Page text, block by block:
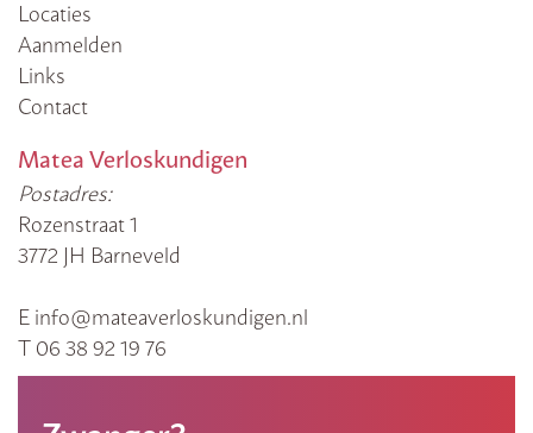
Locaties
Aanmelden
Links
Contact
Matea Verloskundigen
Postadres:
Rozenstraat 1
3772 JH Barneveld
E info@mateaverloskundigen.nl
T 06 38 92 19 76